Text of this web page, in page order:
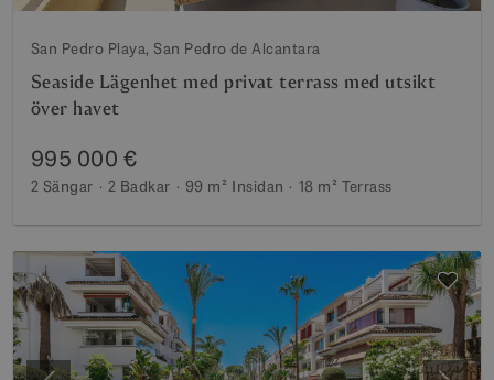
San Pedro Playa, San Pedro de Alcantara
Seaside Lägenhet med privat terrass med utsikt
över havet
995 000 €
2 Sängar 2 Badkar 99 m² Insidan 18 m² Terrass